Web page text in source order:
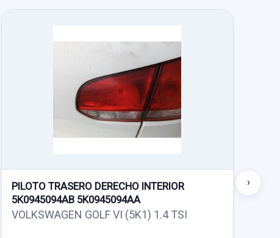
PILOTO TRASERO DERECHO INTERIOR
5K0945094AB 5K0945094AA
VOLKSWAGEN GOLF VI (5K1) 1.4 TSI
›